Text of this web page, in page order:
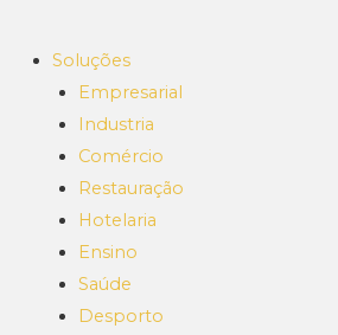
Soluções
Empresarial
Industria
Comércio
Restauração
Hotelaria
Ensino
Saúde
Desporto